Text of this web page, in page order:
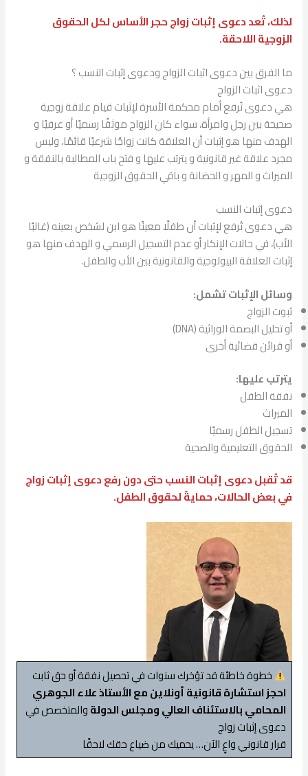
لذلك، تُعد دعوى إثبات زواج حجر الأساس لكل الحقوق
الزوجية اللاحقة.
ما الفرق بين دعوى اثبات الزواج ودعوى إثبات النسب ؟
دعوى اثبات الزواج
هي دعوى تُرفع أمام محكمة الأسرة لإثبات قيام علاقة زوجية
صحيحة بين رجل وامرأة، سواء كان الزواج موثقًا رسميًا أو عرفيًا و
الهدف منها هو إثبات أن العلاقة كانت زواجًا شرعيًا قائمًا، وليس
مجرد علاقة غير قانونية و يترتب عليها و فتح باب المطالبة بالنفقة و
الميراث و المهر و الحضانة و باقي الحقوق الزوجية
دعوى إثبات النسب
هي دعوى تُرفع لإثبات أن طفلًا معينًا هو ابن لشخص بعينه (غالبًا
الأب)، في حالات الإنكار أو عدم التسجيل الرسمي و الهدف منها هو
إثبات العلاقة البيولوجية والقانونية بين الأب والطفل.
وسائل الإثبات تشمل:
ثبوت الزواج
أو تحليل البصمة الوراثية (DNA)
أو قرائن قضائية أخرى
يترتب عليها:
نفقة الطفل
الميراث
تسجيل الطفل رسميًا
الحقوق التعليمية والصحية
قد تُقبل دعوى إثبات النسب حتى دون رفع دعوى إثبات زواج
في بعض الحالات، حمايةً لحقوق الطفل.
خطوة خاطئة قد تؤخرك سنوات في تحصيل نفقة أو حق ثابت
احجز استشارة قانونية أونلاين مع الأستاذ علاء الجوهري
المحامي بالاستئناف العالي ومجلس الدولةوالمتخصص في
دعوى إثبات زواج
قرار قانوني واعٍ الآن… يحميك من ضياع حقك لاحقًا